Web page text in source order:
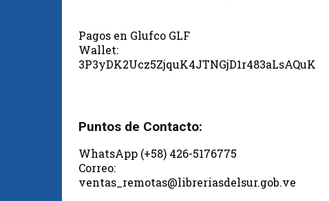
Pagos en Glufco GLF
Wallet:
3P3yDK2Ucz5ZjquK4JTNGjD1r483aLsAQuK
Puntos de Contacto:
WhatsApp (+58) 426-5176775
Correo:
ventas_remotas@libreriasdelsur.gob.ve